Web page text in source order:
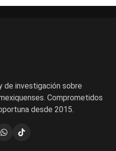
de investigación sobre
Comprometidos
desde 2015.